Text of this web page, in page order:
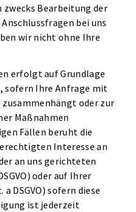
Bearbeitung der
bei uns
wir nicht ohne Ihre
erfolgt auf Grundlage
sofern Ihre Anfrage mit
oder zur
Maßnahmen
Fällen beruht die
Interesse an
an uns gerichteten
oder auf Ihrer
DSGVO) sofern diese
ist jederzeit